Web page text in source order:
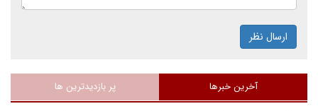
ارسال نظر
آخرین خبرها پر بازدیدترین ها